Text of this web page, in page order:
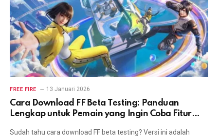
FREE FIRE 13 Januari 2026
Cara Download FF Beta Testing: Panduan
Lengkap untuk Pemain yang Ingin Coba Fitur
Sudah tahu cara download FF beta testing? Versi ini adalah